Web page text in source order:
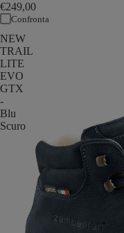
€249,00
Confronta
NEW
TRAIL
LITE
EVO
GTX
-
Blu
Scuro